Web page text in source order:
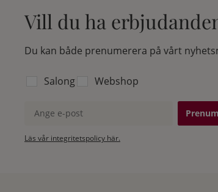
Vill du ha
Du kan både prenumerera på vårt
Välj vilken lista du vill prenumerera på:
Salong
Webshop
Ange e-post
Läs vår integritetspolicy här.